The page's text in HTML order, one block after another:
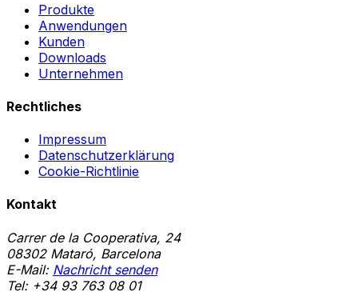
Produkte
Anwendungen
Kunden
Downloads
Unternehmen
Rechtliches
Impressum
Datenschutzerklärung
Cookie-Richtlinie
Kontakt
Carrer de la Cooperativa, 24
08302 Mataró, Barcelona
E-Mail: Nachricht senden
Tel:+34 93 763 08 01